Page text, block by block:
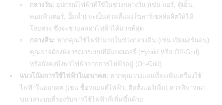
กลางวัน: อุปกรณ์ไฟฟ้าที่ใช้ในช่วงกลางวัน (เช่น แอร์, ตู้เย็น,
คอมพิวเตอร์, ปั๊มน้ำ) จะเป็นส่วนที่แผงโซลาร์เซลล์ผลิตให้ได้
โดยตรง ซึ่งจะช่วยลดค่าไฟฟ้าได้มากที่สุด
กลางคืน: หากคุณใช้ไฟฟ้ามากในช่วงกลางคืน (เช่น เปิดแอร์นอน)
คุณอาจต้องพิจารณาระบบที่มีแบตเตอรี่ (Hybrid หรือ Off-Grid)
หรือยังคงพึ่งพาไฟฟ้าจากการไฟฟ้าอยู่ (On-Grid)
แนวโน้มการใช้ไฟฟ้าในอนาคต: หากคุณวางแผนที่จะเพิ่มเครื่องใช้
ไฟฟ้าในอนาคต (เช่น ซื้อรถยนต์ไฟฟ้า, ติดตั้งแอร์เพิ่ม) ควรพิจารณา
ขนาดระบบที่รองรับการใช้ไฟฟ้าที่เพิ่มขึ้นด้วย